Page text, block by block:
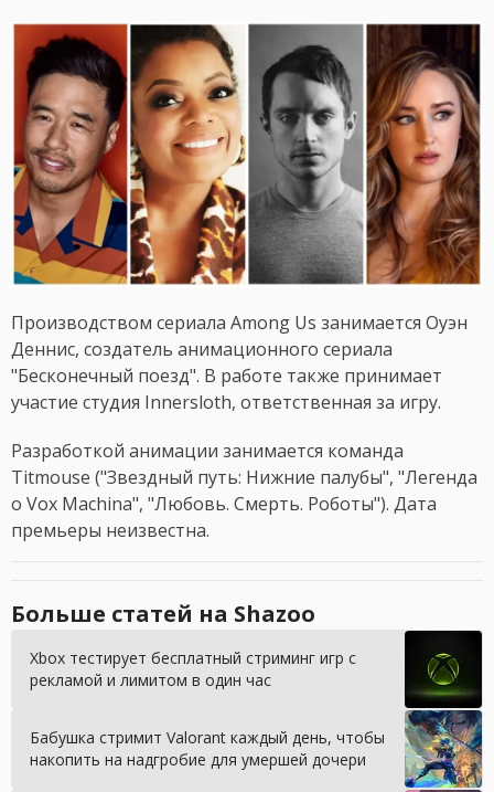
Производством сериала Among Us занимается Оуэн
Деннис, создатель анимационного сериала
"Бесконечный поезд". В работе также принимает
участие студия Innersloth, ответственная за игру.
Разработкой анимации занимается команда
Titmouse ("Звездный путь: Нижние палубы", "Легенда
о Vox Machina", "Любовь. Смерть. Роботы"). Дата
премьеры неизвестна.
Больше статей на Shazoo
Xbox тестирует бесплатный стриминг игр с
рекламой и лимитом в один час
Бабушка стримит Valorant каждый день, чтобы
накопить на надгробие для умершей дочери